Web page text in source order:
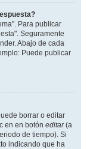
Para publicar
Seguramente
Abajo de cada
Puede publicar
borrar o editar
en en botón editar(a
de tiempo). Si
indicando que ha